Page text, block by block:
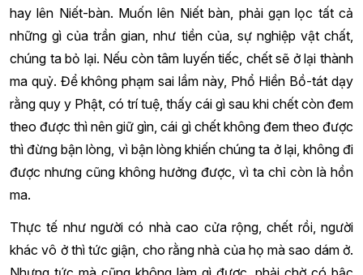
hay lên Niết-bàn. Muốn lên Niết bàn, phải gạn lọc tất cả
những gì của trần gian, như tiền của, sự nghiệp vật chất,
chúng ta bỏ lại. Nếu còn tâm luyến tiếc, chết sẽ ở lại thành
ma quỷ. Để không phạm sai lầm này, Phổ Hiền Bồ-tát dạy
rằng quy y Phật, có trí tuệ, thấy cái gì sau khi chết còn đem
theo được thì nên giữ gìn, cái gì chết không đem theo được
thì đừng bận lòng, vì bận lòng khiến chúng ta ở lại, không đi
được nhưng cũng không hưởng được, vì ta chỉ còn là hồn
ma.
Thực tế như người có nhà cao cửa rộng, chết rồi, người
khác vô ở thì tức giận, cho rằng nhà của họ mà sao dám ở.